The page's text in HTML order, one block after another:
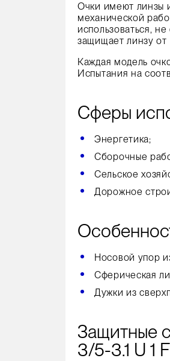
Очки имеют линзы
механической
использоваться,
защищает линзу от
Каждая модель
Испытания на
Сферы
Энергетика;
Сборочные
Сельское
Дорожное
Носовой упор
Сферическая
Дужки из
Защитные
3/5-3.1 U 1